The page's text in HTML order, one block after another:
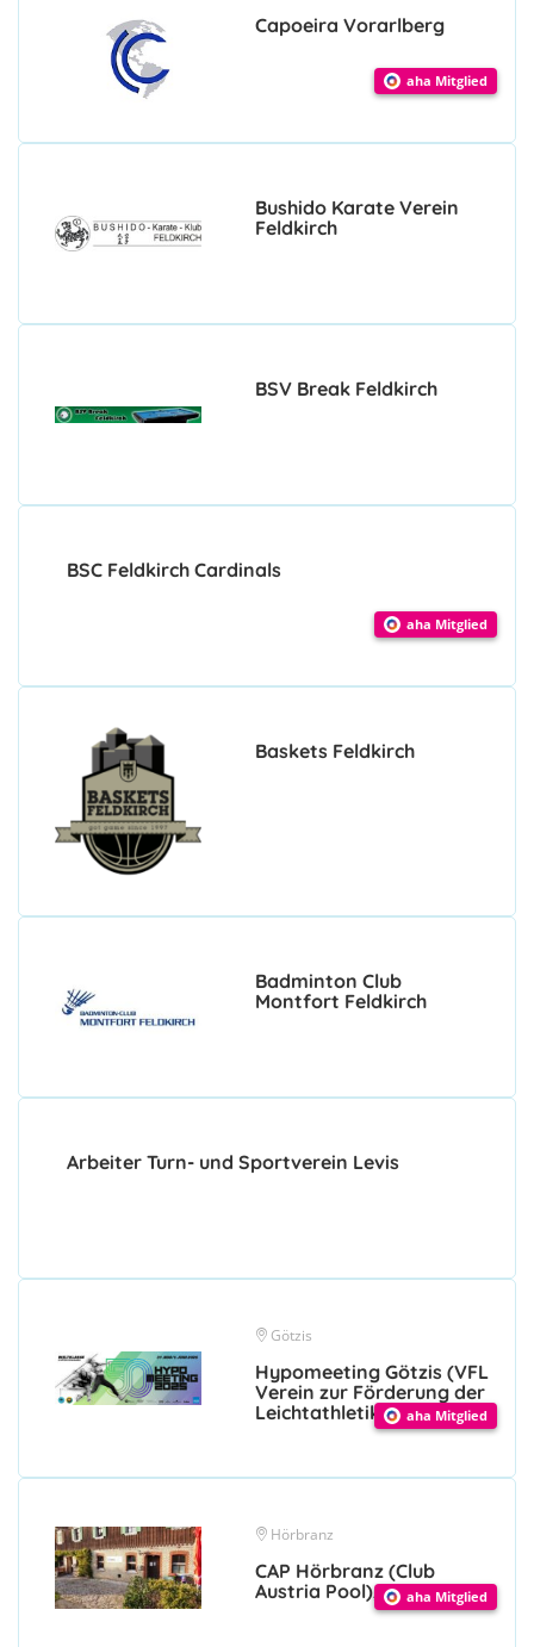
Capoeira Vorarlberg
aha Mitglied
Bushido Karate Verein
Feldkirch
BSV Break Feldkirch
BSC Feldkirch Cardinals
aha Mitglied
Baskets Feldkirch
Badminton Club
Montfort Feldkirch
Arbeiter Turn- und Sportverein Levis
Götzis
Hypomeeting Götzis (VFL
Verein zur Förderung der
Leichtathletik)
aha Mitglied
Hörbranz
CAP Hörbranz (Club
Austria Pool), Billard Club
aha Mitglied